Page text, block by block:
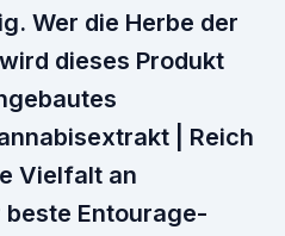
Wer die Herbe der
dieses Produkt
| Reich
Vielfalt an
Entourage-